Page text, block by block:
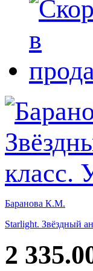
Баранова К.М.
Starlight. Звёздный
2